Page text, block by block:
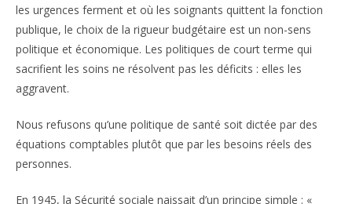
les urgences ferment et où les soignants quittent la fonction
publique, le choix de la rigueur budgétaire est un non-sens
politique et économique. Les politiques de court terme qui
sacrifient les soins ne résolvent pas les déficits : elles les
aggravent.
Nous refusons qu’une politique de santé soit dictée par des
équations comptables plutôt que par les besoins réels des
personnes.
En 1945, la Sécurité sociale naissait d’un principe simple : «